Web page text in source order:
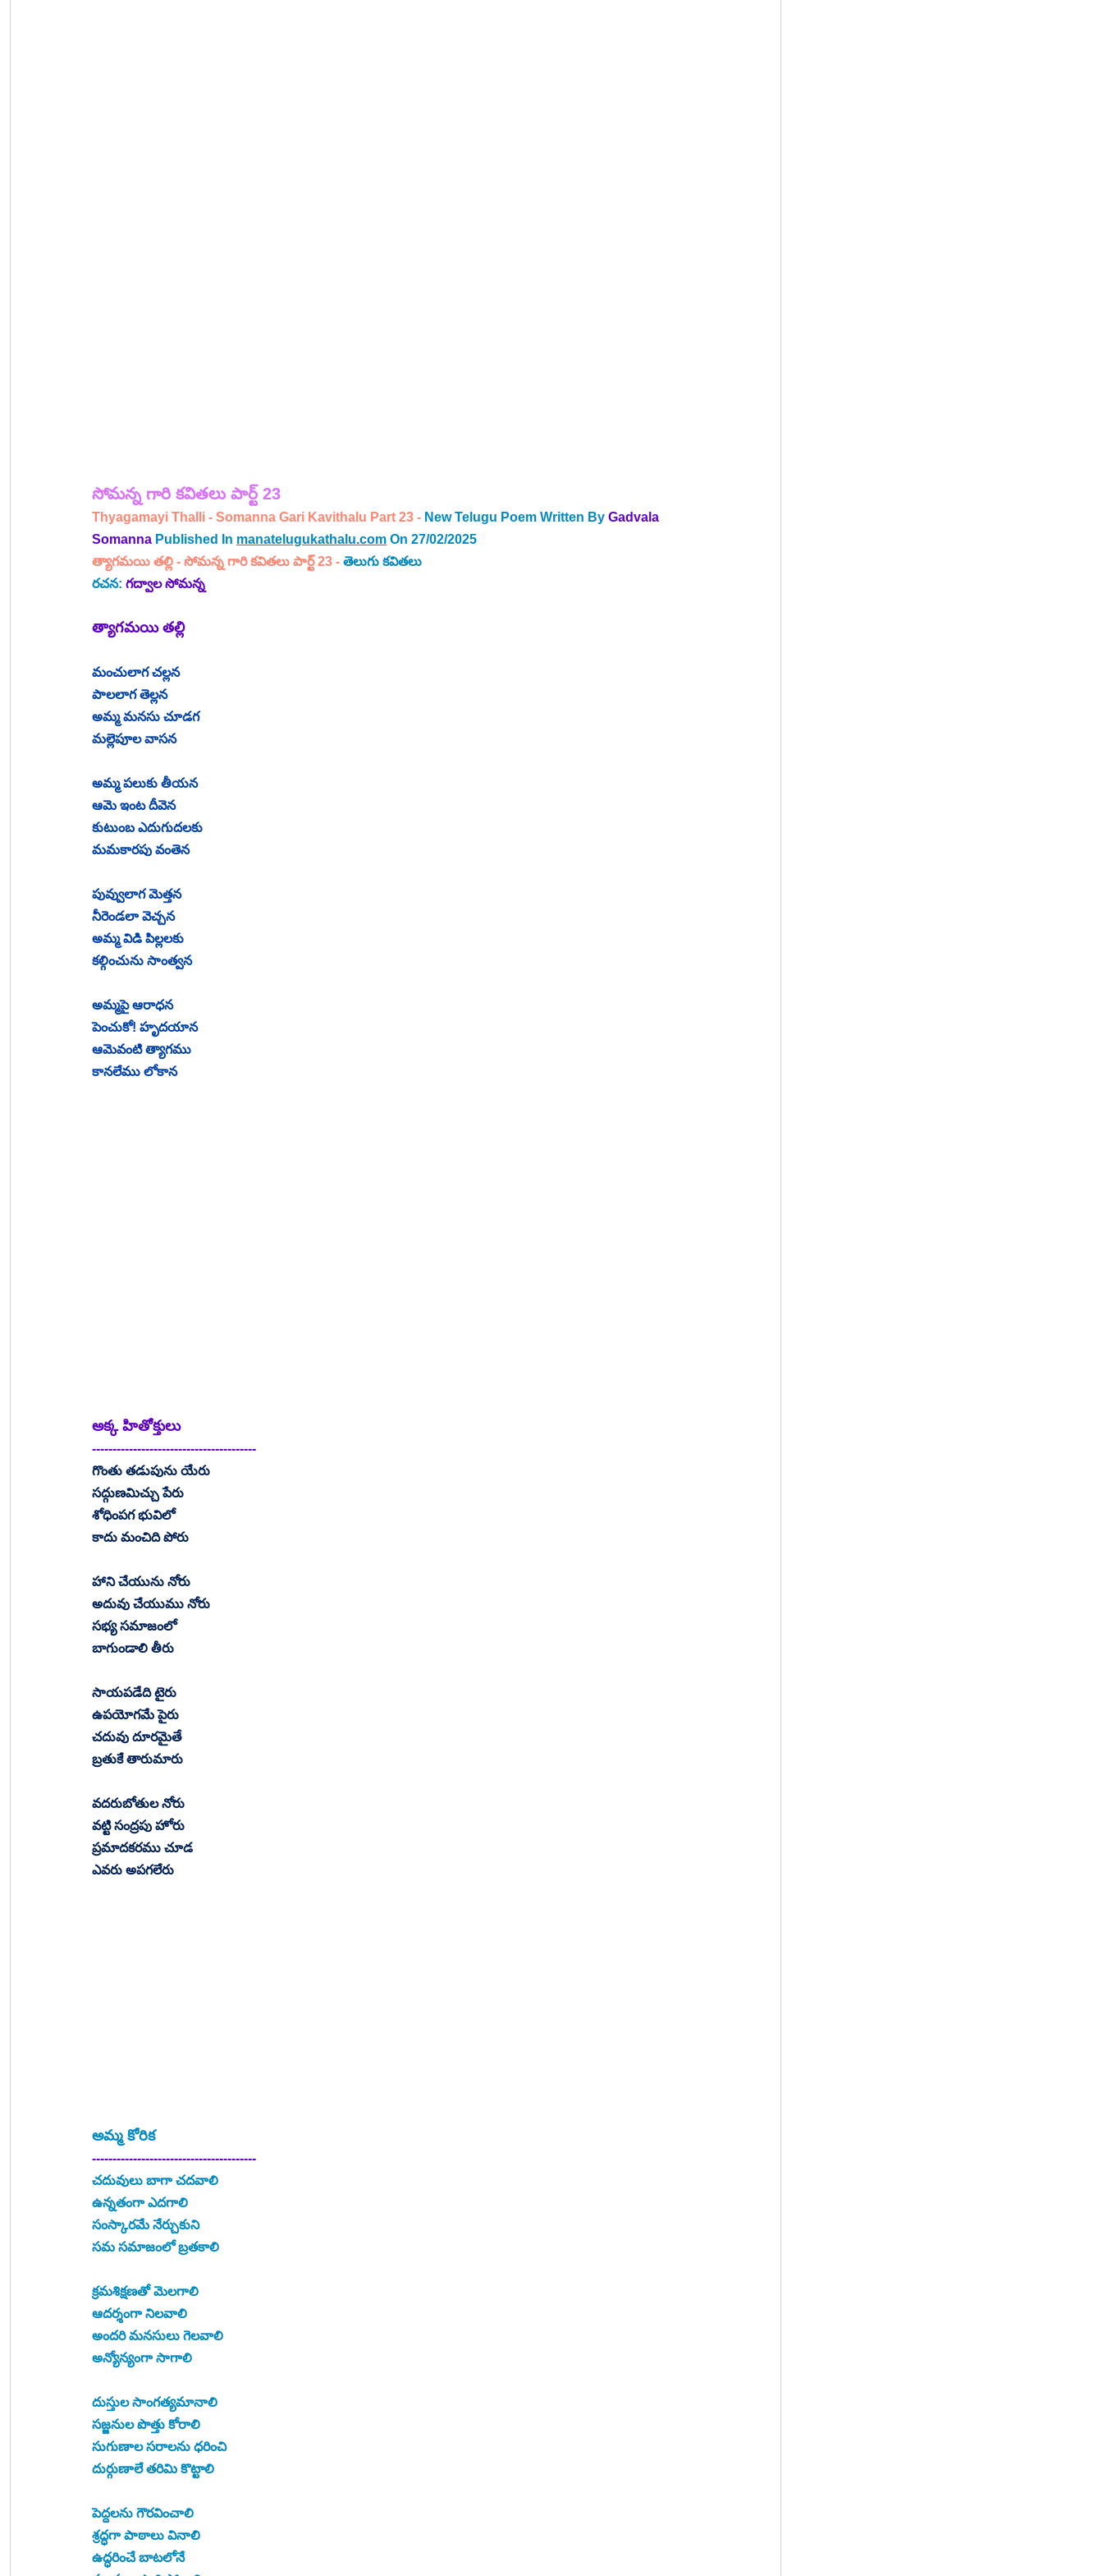
సోమన్న గారి కవితలు పార్ట్ 23
Thyagamayi Thalli - Somanna Gari Kavithalu Part 23 - New Telugu Poem Written By Gadvala
Somanna Published In manatelugukathalu.com On 27/02/2025
త్యాగమయి తల్లి - సోమన్న గారి కవితలు పార్ట్ 23 - తెలుగు కవితలు
రచన: గద్వాల సోమన్న
త్యాగమయి తల్లి
మంచులాగ చల్లన
పాలలాగ తెల్లన
అమ్మ మనసు చూడగ
మల్లెపూల వాసన
అమ్మ పలుకు తీయన
ఆమె ఇంట దీవెన
కుటుంబ ఎదుగుదలకు
మమకారపు వంతెన
పువ్వులాగ మెత్తన
నీరెండలా వెచ్చన
అమ్మ విడి పిల్లలకు
కల్గించును సాంత్వన
అమ్మపై ఆరాధన
పెంచుకో! హృదయాన
ఆమెవంటి త్యాగము
కానలేము లోకాన
అక్క హితోక్తులు
----------------------------------------
గొంతు తడుపును యేరు
సద్గుణమిచ్చు పేరు
శోధింపగ భువిలో
కాదు మంచిది పోరు
హాని చేయును నోరు
అదువు చేయుము నోరు
సభ్య సమాజంలో
బాగుండాలి తీరు
సాయపడేది టైరు
ఉపయోగమే పైరు
చదువు దూరమైతే
బ్రతుకే తారుమారు
వదరుబోతుల నోరు
వట్టి సంద్రపు హోరు
ప్రమాదకరము చూడ
ఎవరు అపగలేరు
అమ్మ కోరిక
----------------------------------------
చదువులు బాగా చదవాలి
ఉన్నతంగా ఎదగాలి
సంస్కారమే నేర్చుకుని
సమ సమాజంలో బ్రతకాలి
క్రమశిక్షణతో మెలగాలి
ఆదర్శంగా నిలవాలి
అందరి మనసులు గెలవాలి
అన్యోన్యంగా సాగాలి
దుస్తుల సాంగత్యమానాలి
సజ్జనుల పొత్తు కోరాలి
సుగుణాల సరాలను ధరించి
దుర్గుణాలే తరిమి కొట్టాలి
పెద్దలను గౌరవించాలి
శ్రద్ధగా పాఠాలు వినాలి
ఉద్ధరించే బాటలోనే